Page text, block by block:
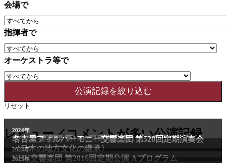
会場で
指揮者で
オーケストラ等で
リセット
レビュー／コメントが多い公演記録
2011年
NHK交響楽団 第1706回定期公演Aプログラム
2024年
名古屋フィルハーモニー交響楽団 第520回定期演奏会
〈日本の地方文化の継承〉
2024年
NHK交響楽団 第2016回定期公演 Aプログラム
2025年